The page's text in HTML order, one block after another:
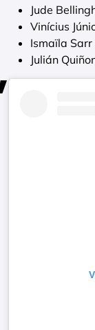
Jude
Vinícius
Ismaïla Sarr
Julián